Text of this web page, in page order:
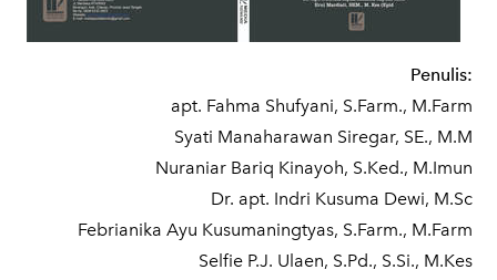
Penulis:
apt. Fahma Shufyani, S.Farm., M.Farm
Syati Manaharawan Siregar, SE., M.M
Nuraniar Bariq Kinayoh, S.Ked., M.Imun
Dr. apt. Indri Kusuma Dewi, M.Sc
Febrianika Ayu Kusumaningtyas, S.Farm., M.Farm
Selfie P.J. Ulaen, S.Pd., S.Si., M.Kes